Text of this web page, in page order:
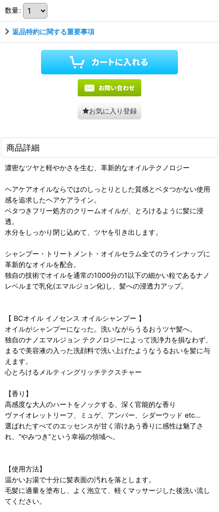
数量:
返品特約に関する重要事項
お気に入り登録
商品詳細
濃密なツヤと軽やかさを生む、革新的なオイルテクノロジー
ヘアケアオイルならではのしっとりとした質感とベタつかない使用
感を追求したヘアケアライン。
ベタつきフリー処方のクリームオイルが、とろけるように髪に浸
透。
水分をしっかり閉じ込めて、ツヤを引き出します。
シャンプー・トリートメント・オイルセラム全てのラインナップに
革新的なオイルを配合。
独自の技術でオイルを通常の1000分の1以下の細かい粒であるナノ
レベルまで乳化(エマルジョン化)し、髪への浸透力アップ。
【 BCオイル イノセンス オイルシャンプー 】
オイルがシャンプーになった。洗いながらうるおうツヤ髪へ。
独自のナノエマルジョン テクノロジーによって洗浄力を損なわず、
まるで美容液の入った洗顔料で洗い上げたようなうるおいを髪に与
えます。
心とろけるメルティングリッチテクスチャー
【香り】
高感度な大人のハートをノックする、深く官能的な香り
ヴァイオレットリーフ、ミュゲ、アンバー、シダーウッド etc…
選ばれたすべてのエッセンスが甘く溶けあう香りに感性は魅了さ
れ、“やみつき”という幸福の領域へ。
【使用方法】
温かいお湯で十分に髪表面の汚れを落とします。
毛髪に適量を塗布し、よく泡立て、軽くマッサージした後洗い流し
てください。